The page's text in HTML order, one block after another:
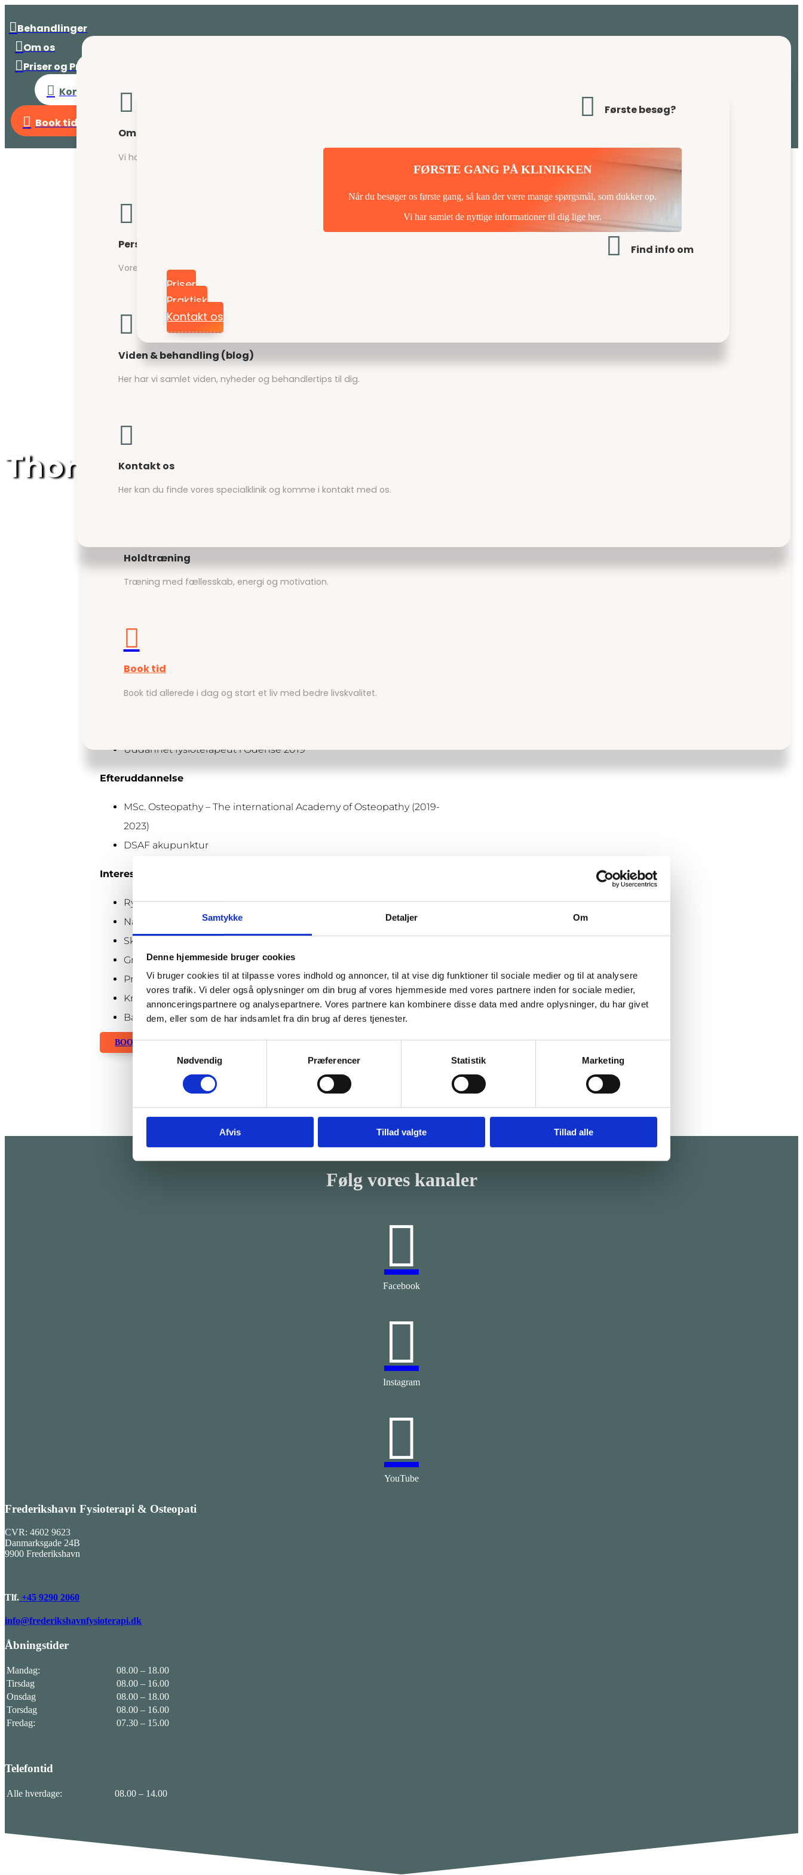
Samtykke Detaljer Om
Denne hjemmeside bruger cookies
Vi bruger cookies til at tilpasse vores indhold og annoncer, til at vise dig funktioner til sociale medier og til at analysere
vores trafik. Vi deler også oplysninger om din brug af vores hjemmeside med vores partnere inden for sociale medier,
annonceringspartnere og analysepartnere. Vores partnere kan kombinere disse data med andre oplysninger, du har givet
dem, eller som de har indsamlet fra din brug af deres tjenester.
Samtykkevalg
Nødvendig
Præferencer Statistik Marketing
Afvis Tillad valgte Tillad alle
Behandlinger
Fysioterapi
Slip af med smerter og få genoptræning i topklasse.
Osteopati
Vi finder årsagen og hjælper hvor andre har givet op.
Massage
Giv kroppen ny energi og løs op for spændinger.
Genoptræning
Skræddersyet træning, så du når sikkert tilbage.
Holdtræning
Træning med fællesskab, energi og motivation.

Book tid
Book tid allerede i dag og start et liv med bedre livskvalitet.
Om os

Om klinikken
Vi har skabt et sted med erfaring, faglighed og lokale rødder.

Personale
Vores dygtige og erfarne behandlere er alle klar til at hjælpe dig.

Viden & behandling (blog)
Her har vi samlet viden, nyheder og behandlertips til dig.

Kontakt os
Her kan du finde vores specialklinik og komme i kontakt med os.
Priser og Praktisk
 Første besøg?
FØRSTE GANG PÅ KLINIKKEN
Når du besøger os første gang, så kan der være mange spørgsmål, som dukker op.
Vi har samlet de nyttige informationer til dig lige her.
 Find info om
Priser
Praktisk
Kontakt os
 Kontakt os
 Book tid
Thomas Aaberg
Thomas
Uddannet fysioterapeut i Odense 2019
Efteruddannelse
MSc. Osteopathy – The international Academy of Osteopathy (2019-
2023)
DSAF akupunktur
Interesseområder
Ryg og lændeproblematikker
Nakke og hovedpine
Skulderproblematikker
Graviditets komplikationer (Både under og efter fødsel)
Problemer med underlivet
Kranio sakral terapi
Babybehandlinger
BOOK TID
Følg vores kanaler

Facebook

Instagram

YouTube
Frederikshavn Fysioterapi & Osteopati
CVR: 4602 9623
Danmarksgade 24B
9900 Frederikshavn
Tlf. +45 9290 2060
info@frederikshavnfysioterapi.dk
Åbningstider
Mandag:
08.00 – 18.00
Tirsdag
08.00 – 16.00
Onsdag
08.00 – 18.00
Torsdag
08.00 – 16.00
Fredag:
07.30 – 15.00
Telefontid
Alle hverdage: 08.00 – 14.00